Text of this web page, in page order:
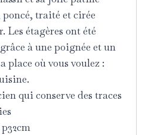
traité et cirée
étagères ont été
à une poignée et un
place où vous voulez :
qui conserve des traces